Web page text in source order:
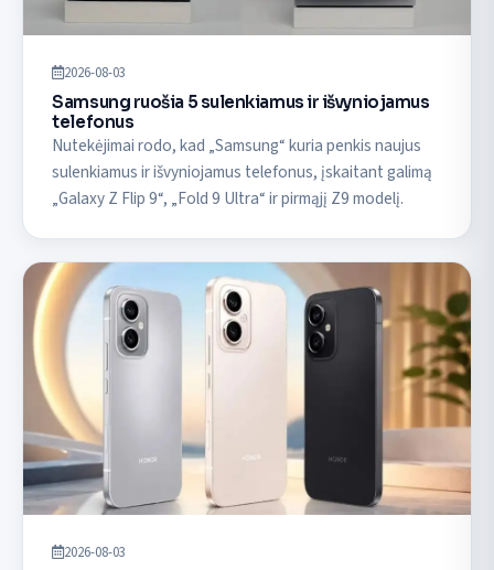
2026-08-03
Samsung ruošia 5 sulenkiamus ir išvyniojamus
telefonus
Nutekėjimai rodo, kad „Samsung“ kuria penkis naujus
sulenkiamus ir išvyniojamus telefonus, įskaitant galimą
„Galaxy Z Flip 9“, „Fold 9 Ultra“ ir pirmąjį Z9 modelį.
2026-08-03